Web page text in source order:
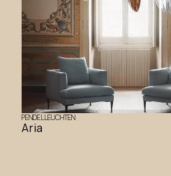
PENDELLEUCHTEN
Aria